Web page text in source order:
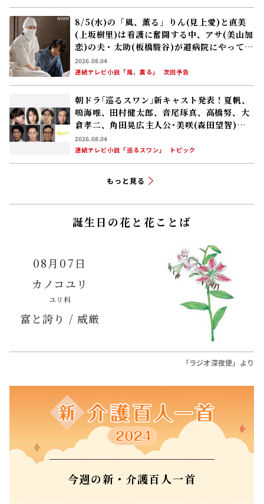
8/5(水)の「風、薫る」りん(見上愛)と直美
(上坂樹里)は看護に奮闘する中、アサ(美山加
恋)の夫・太助(板橋駿谷)が避病院にやってく
る
2026.08.04
連続テレビ小説「風、薫る」
次回予告
朝ドラ｢巡るスワン｣新キャスト発表！夏帆、
鳴海唯、田村健太郎、音尾琢真、高橋努、大
倉孝二、角田晃広――主人公･美咲(森田望智)が
交流する警察署の人々 2027年度前期放送
2026.08.04
連続テレビ小説「巡るスワン」
トピック
もっと見る
誕生日の花と花ことば
08月07日
カノコユリ
ユリ科
富と誇り / 威厳
「ラジオ深夜便」より
今週の新・介護百人一首